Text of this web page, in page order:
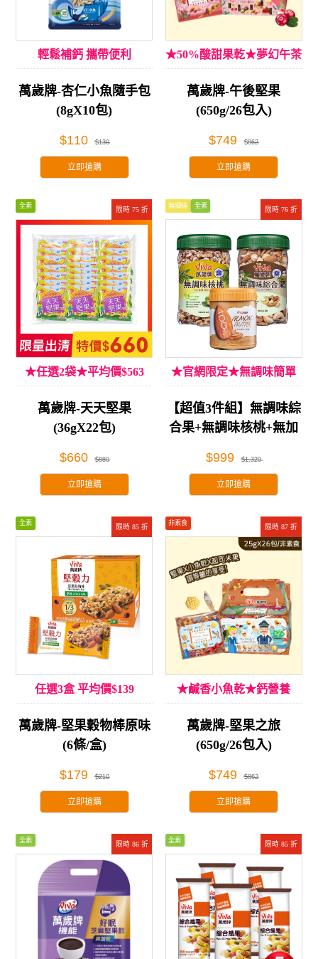
輕鬆補鈣 攜帶便利
萬歲牌-杏仁小魚隨手包
(8gX10包)
$110 $130
立即搶購
★50%酸甜果乾★夢幻午茶
享受
萬歲牌-午後堅果
(650g/26包入)
$749 $862
立即搶購
限時 75 折
全素
★任選2袋★平均價$563
萬歲牌-天天堅果
(36gX22包)
$660 $880
立即搶購
限時 76 折
無調味 全素
★官網限定★無調味簡單
吃!
【超值3件組】無調味綜
合果+無調味核桃+無加
$999 $1,320
立即搶購
限時 85 折
全素
任選3盒 平均價$139
萬歲牌-堅果穀物棒原味
(6條/盒)
$179 $210
立即搶購
限時 87 折
非素食
★鹹香小魚乾★鈣營養
萬歲牌-堅果之旅
(650g/26包入)
$749 $862
立即搶購
限時 86 折
全素
限時 85 折
全素